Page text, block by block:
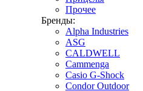
Прочее
Бренды:
Alpha Industries
ASG
CALDWELL
Cammenga
Casio G-Shock
Condor Outdoor